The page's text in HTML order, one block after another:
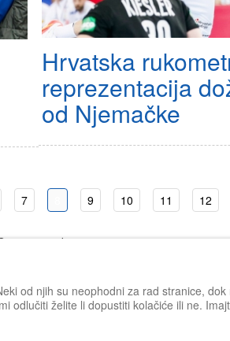
Hrvatska
reprezentacija
od Njemačke
7 9 10 11 12
8 od 87
Impressum
od njih su neophodni za rad stranice,
odlučiti želite li dopustiti kolačiće ili ne.